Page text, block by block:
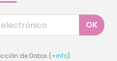
de Datos (+info)